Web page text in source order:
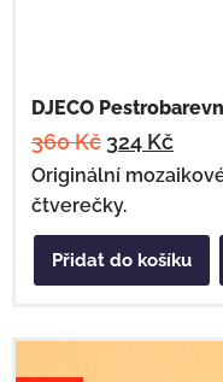
DJECO
360Kč 324 Kč
Originální
čtverečky.
Přidat do košíku